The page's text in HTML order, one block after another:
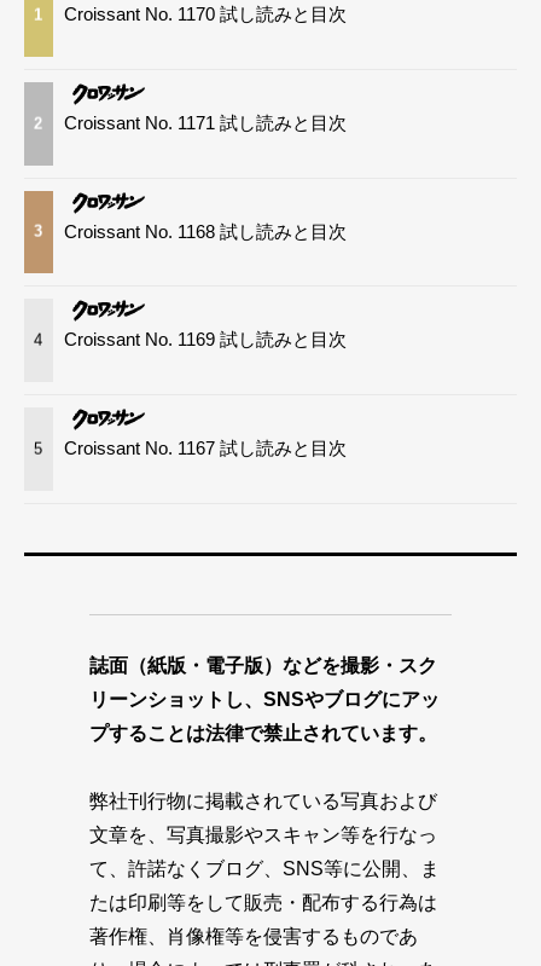
1 Croissant No. 1170 試し読みと目次
2 Croissant No. 1171 試し読みと目次
3 Croissant No. 1168 試し読みと目次
4 Croissant No. 1169 試し読みと目次
5 Croissant No. 1167 試し読みと目次
誌面（紙版・電子版）などを撮影・スク
リーンショットし、SNSやブログにアッ
プすることは法律で禁止されています。
弊社刊行物に掲載されている写真および
文章を、写真撮影やスキャン等を行なっ
て、許諾なくブログ、SNS等に公開、ま
たは印刷等をして販売・配布する行為は
著作権、肖像権等を侵害するものであ